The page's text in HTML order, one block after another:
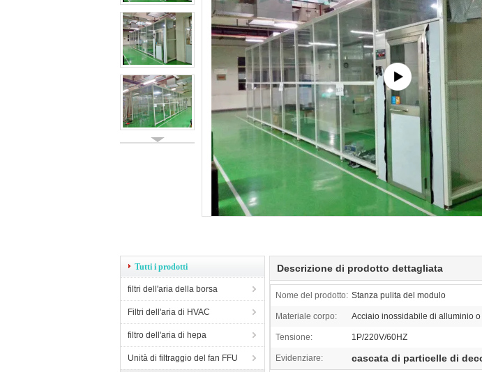
Tutti i prodotti
filtri dell'aria della borsa
Filtri dell'aria di HVAC
filtro dell'aria di hepa
Unità di filtraggio del fan FFU
Descrizione di prodotto dettagliata
Nome del prodotto: Stanza pulita del modulo
Materiale corpo: Acciaio inossidabile di alluminio o
Tensione: 1P/220V/60HZ
Evidenziare: cascata di particelle di